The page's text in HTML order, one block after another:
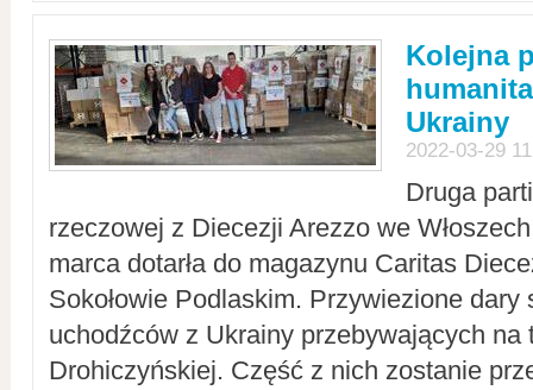
Kolejna
Ukrainy
2022-03-29
Druga
rzeczowej z Diecezji Arezzo we
marca dotarła do magazynu Caritas
Sokołowie Podlaskim. Przywiezione dary
uchodźców z Ukrainy przebywających na
Drohiczyńskiej. Część z nich zostanie